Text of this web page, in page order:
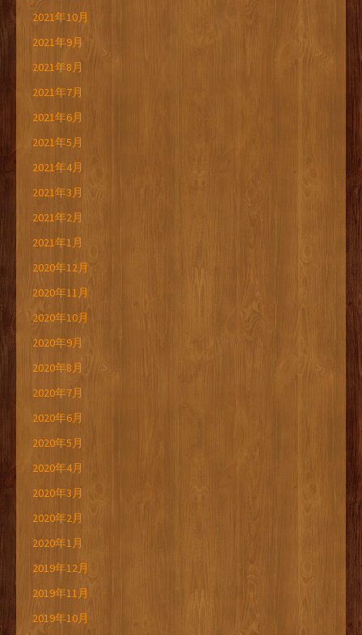
2021年10月
2021年9月
2021年8月
2021年7月
2021年6月
2021年5月
2021年4月
2021年3月
2021年2月
2021年1月
2020年12月
2020年11月
2020年10月
2020年9月
2020年8月
2020年7月
2020年6月
2020年5月
2020年4月
2020年3月
2020年2月
2020年1月
2019年12月
2019年11月
2019年10月